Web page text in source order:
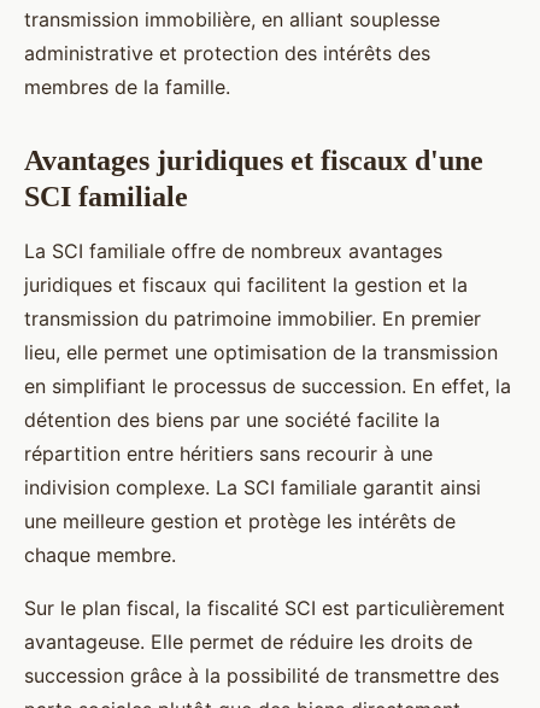
transmission immobilière, en alliant souplesse
administrative et protection des intérêts des
membres de la famille.
Avantages juridiques et fiscaux d'une
SCI familiale
La SCI familiale offre de nombreux avantages
juridiques et fiscaux qui facilitent la gestion et la
transmission du patrimoine immobilier. En premier
lieu, elle permet une optimisation de la transmission
en simplifiant le processus de succession. En effet, la
détention des biens par une société facilite la
répartition entre héritiers sans recourir à une
indivision complexe. La SCI familiale garantit ainsi
une meilleure gestion et protège les intérêts de
chaque membre.
Sur le plan fiscal, la fiscalité SCI est particulièrement
avantageuse. Elle permet de réduire les droits de
succession grâce à la possibilité de transmettre des